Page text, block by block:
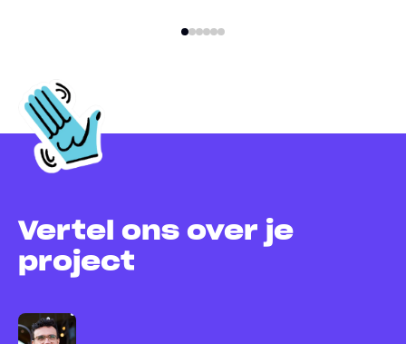
Vertel ons over je
project